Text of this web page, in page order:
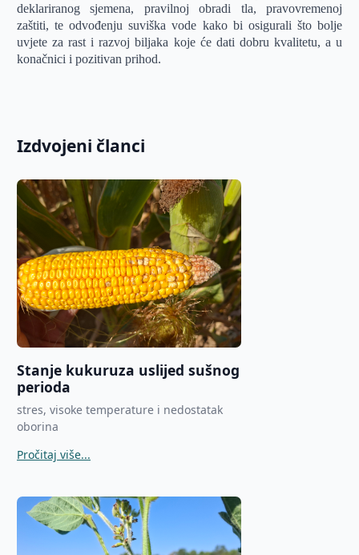
deklariranog sjemena, pravilnoj obradi tla, pravovremenoj
zaštiti, te odvođenju suviška vode kako bi osigurali što bolje
uvjete za rast i razvoj biljaka koje će dati dobru kvalitetu, a u
konačnici i pozitivan prihod.
Izdvojeni članci
Stanje kukuruza uslijed sušnog
perioda
stres, visoke temperature i nedostatak
oborina
Pročitaj više...